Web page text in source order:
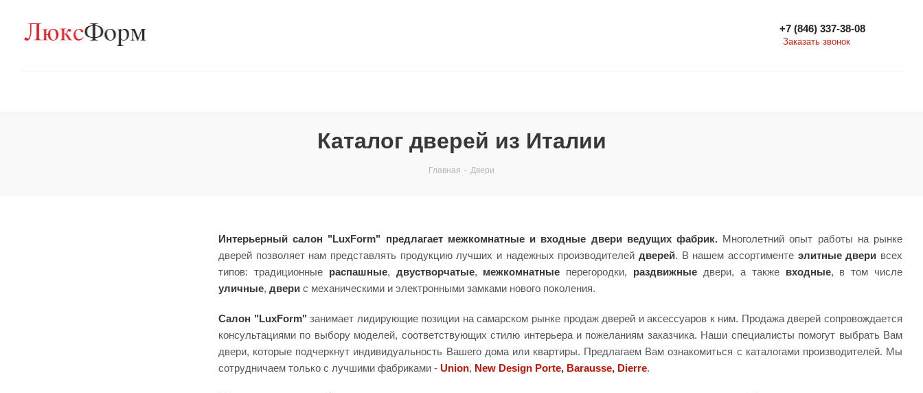
+7 (846) 337-38-08
Заказать звонок
Каталог дверей из Италии
Главная - Двери
Интерьерный салон "LuxForm" предлагает межкомнатные и входные двери ведущих фабрик. Многолетний опыт работы на рынке
дверей позволяет нам представлять продукцию лучших и надежных производителей дверей. В нашем ассортименте элитные двери всех
типов: традиционные распашные, двустворчатые, межкомнатные перегородки, раздвижные двери, а также входные, в том числе
уличные, двери с механическими и электронными замками нового поколения.
Cалон "LuxForm" занимает лидирующие позиции на самарском рынке продаж дверей и аксессуаров к ним. Продажа дверей сопровождается
консультациями по выбору моделей, соответствующих стилю интерьера и пожеланиям заказчика. Наши специалисты помогут выбрать Вам
двери, которые подчеркнут индивидуальность Вашего дома или квартиры. Предлагаем Вам ознакомиться с каталогами производителей. Мы
сотрудничаем только с лучшими фабриками - Union, New Design Porte, Barausse, Dierre.